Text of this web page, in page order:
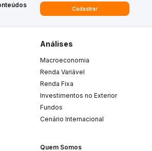
Cadastrar
Análises
Macroeconomia
Renda Variável
Renda Fixa
Investimentos no Exterior
Fundos
Cenário Internacional
Quem Somos